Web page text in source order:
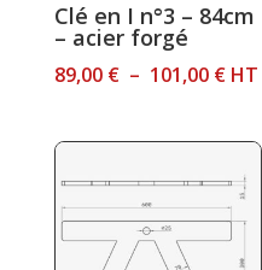
Clé en I n°3 – 84cm
– acier forgé
89,00 € – 101,00 €Plage
prix :
à
HT